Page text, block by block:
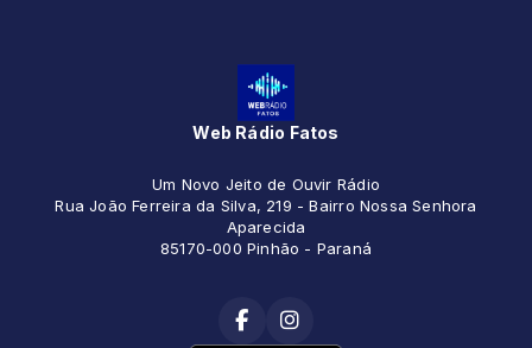
Web Rádio Fatos
Um Novo Jeito de Ouvir Rádio
Rua João Ferreira da Silva, 219 - Bairro Nossa Senhora
Aparecida
85170-000 Pinhão - Paraná